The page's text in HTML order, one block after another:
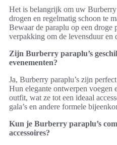
Het is belangrijk om uw
drogen en regelmatig schoon te
Bewaar de paraplu op een droge
verpakking om de levensduur en
Zijn Burberry paraplu’s
evenementen?
Ja, Burberry paraplu’s zijn
Hun elegante ontwerpen voegen
outfit, wat ze tot een ideaal
gala’s en andere formele
Kun je Burberry paraplu’s
accessoires?